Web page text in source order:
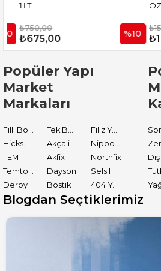
₺750,00
₺675,00 %10
Popüler Yapı
Market
Markaları
Filli Boya Tek Boya
Filiz Yapı Market
Hickson Decor
Akçali
Nippon Paint
TEM
Akfix
Northfix
Temtools
Dayson
Selsil
Derby
Bostik 404 Yapıştırıcı
Blogdan Seçtiklerimiz